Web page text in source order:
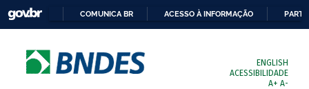
COMUNICA BR ACESSO À INFORMAÇÃO
ENGLISH
ACESSIBILIDADE
A+ A-